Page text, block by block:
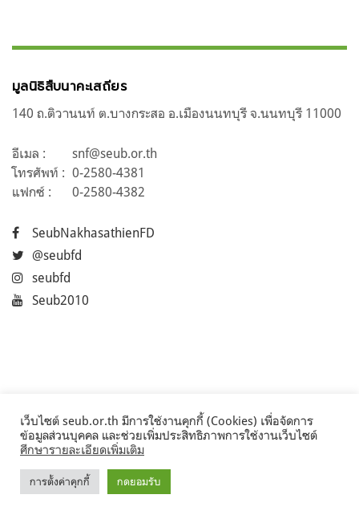
มูลนิธิสืบนาคะเสถียร
140 ถ.ติวานนท์ ต.บางกระสอ อ.เมืองนนทบุรี จ.นนทบุรี 11000
อีเมล :
snf@seub.or.th
โทรศัพท์ : 0-2580-4381
แฟกซ์ :
0-2580-4382
SeubNakhasathienFD
@seubfd
seubfd
Seub2010
©2017 Seub.or.th
เว็บไซต์ seub.or.th มีการใช้งานคุกกี้ (Cookies) เพื่อจัดการ
ข้อมูลส่วนบุคคล และช่วยเพิ่มประสิทธิภาพการใช้งานเว็บไซต์
ศึกษารายละเอียดเพิ่มเติม
การตั้งค่าคุกกี้ กดยอมรับ